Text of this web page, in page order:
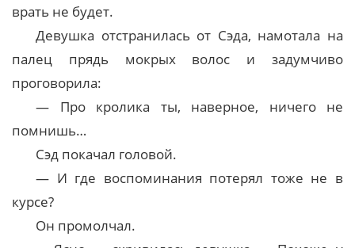
врать не будет.
Девушка отстранилась от Сэда, намотала на
палец прядь мокрых волос и задумчиво
проговорила:
— Про кролика ты, наверное, ничего не
помнишь…
Сэд покачал головой.
— И где воспоминания потерял тоже не в
курсе?
Он промолчал.